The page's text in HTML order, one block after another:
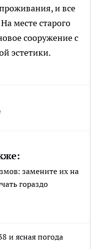
и все
месте старого
сооружение с
эстетики.
замените их на
гораздо
и ясная погода